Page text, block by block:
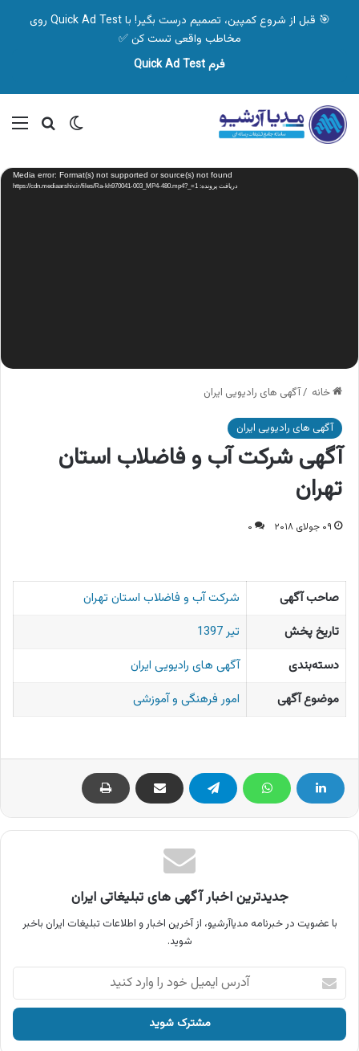
🎯 قبل از شروع کمپین، تصمیم درست بگیر! با Quick Ad Test روی
مخاطب واقعی تست کن ✅
فرم Quick Ad Test
تغییر پوسته
نمایشگر
ویدیو Media error: Format(s) not supported or source(s) not found
دریافت پرونده: https://cdn.mediaarshiv.ir/files/Ra-kh970041-003_MP4-480.mp4?_=1
خانه /آگهی های رادیویی ایران
آگهی های رادیویی ایران
آگهی شرکت آب و فاضلاب استان
تهران
۰۹ جولای ۲۰۱۸ ۰
صاحب آگهی
شرکت آب و فاضلاب استان تهران
تاریخ پخش
تیر 1397
دسته‌بندی
آگهی های رادیویی ایران
موضوع آگهی
امور فرهنگی و آموزشی
جدیدترین اخبار آگهی های تبلیغاتی ایران
با عضویت در خبرنامه مدیاآرشیو، از آخرین اخبار و اطلاعات تبلیغات ایران باخبر
شوید.
آدرس
ایمیل
خود
وارد